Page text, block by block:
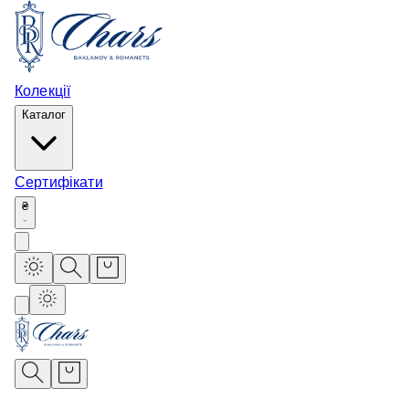
Колекції
Каталог
Сертифікати
₴